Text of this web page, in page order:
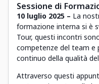
Sessione di
10 luglio 2025 – La
formazione interna si è
Tour, questi incontri
competenze del team e
continuo della qualità
Attraverso questi